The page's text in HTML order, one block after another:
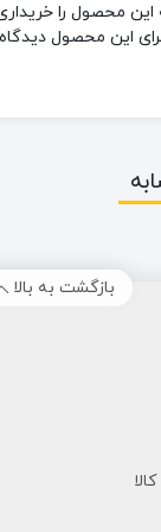
محصول را
این محصول
بازگشت به بالا